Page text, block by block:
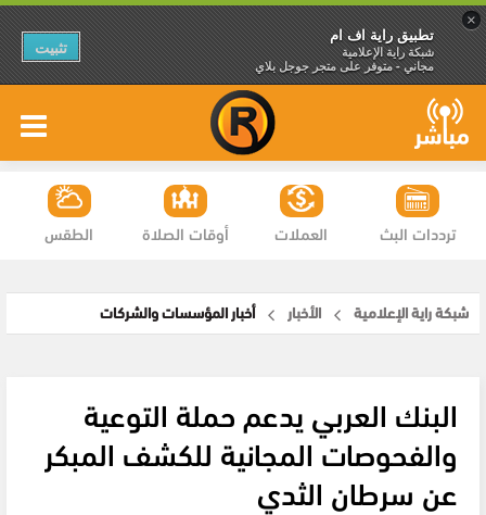
×
تطبيق راية اف ام
شبكة راية الإعلامية
مجاني - متوفر على متجر جوجل بلاي
تثبيت
الطقس أوقات الصلاة العملات ترددات البث
شبكة راية الإعلامية الأخبار أخبار المؤسسات والشركات
البنك العربي يدعم حملة التوعية
والفحوصات المجانية للكشف المبكر
عن سرطان الثدي